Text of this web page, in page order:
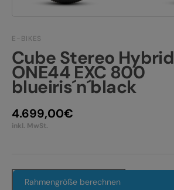
E-BIKE HARDTAIL
E-BIKE TOUR
Alle entdecken
KONTAKT
PRODUKTRÜCKRUFE
E-BIKES
Cube Stereo Hybrid
ONE44 EXC 800
blueiris´n´black
4.699,00€
inkl. MwSt.
Rahmengröße berechnen